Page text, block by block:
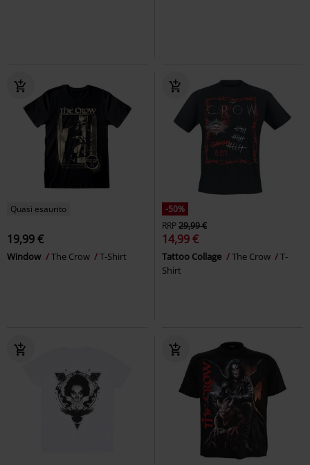
Quasi esaurito
19,99 €
Window The Crow T-Shirt
-50%
RRP29,99 €
14,99 €
Tattoo Collage The Crow
T-
Shirt